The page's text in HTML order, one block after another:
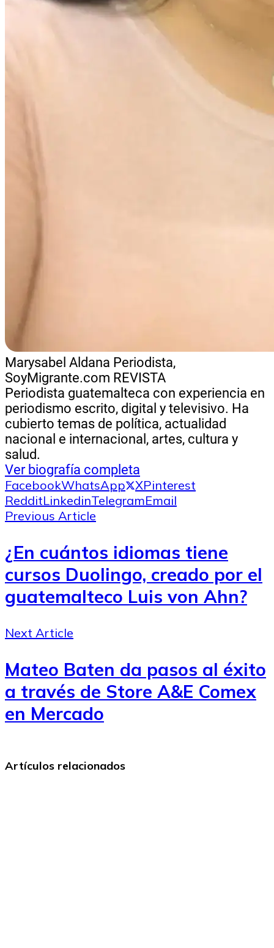
Marysabel Aldana Periodista,
SoyMigrante.com REVISTA
Periodista guatemalteca con experiencia en
periodismo escrito, digital y televisivo. Ha
cubierto temas de política, actualidad
nacional e internacional, artes, cultura y
salud.
Ver biografía completa
FacebookWhatsApp XPinterest
RedditLinkedinTelegramEmail
Previous Article
¿En cuántos idiomas tiene
cursos Duolingo, creado por el
guatemalteco Luis von Ahn?
Next Article
Mateo Baten da pasos al éxito
a través de Store A&E Comex
en Mercado
Artículos relacionados